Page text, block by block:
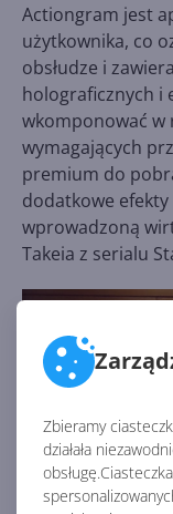
Zbieramy
działała
Actiongram jest
użytkownika, co
obsłudze i
holograficznych i
wkomponować w
wymagających
premium do
dodatkowe
wprowadzoną
Takeia z serialu